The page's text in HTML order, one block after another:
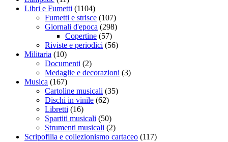
Libri e Fumetti (1104)
Fumetti e strisce (107)
Giornali d'epoca (298)
Copertine (57)
Riviste e periodici (56)
Militaria (10)
Documenti (2)
Medaglie e decorazioni (3)
Musica (167)
Cartoline musicali (35)
Dischi in vinile (62)
Libretti (16)
Spartiti musicali (50)
Strumenti musicali (2)
Scripofilia e collezionismo cartaceo (117)